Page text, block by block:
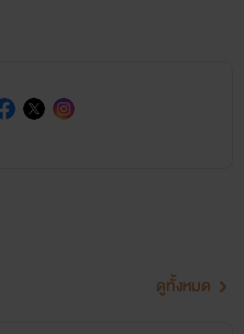
ดูทั้งหมด